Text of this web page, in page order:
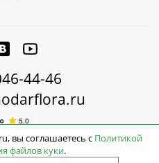
вы соглашаетесь с Политикой
файлов куки.
44-46